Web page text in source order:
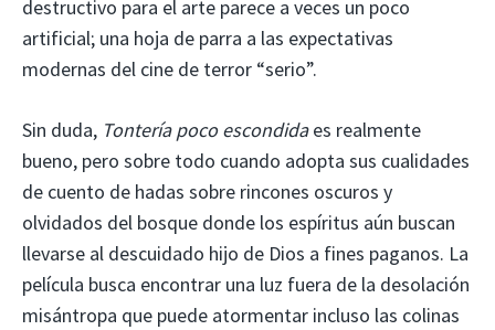
destructivo para el arte parece a veces un poco
artificial; una hoja de parra a las expectativas
modernas del cine de terror “serio”.
Sin duda, Tontería poco escondidaes realmente
bueno, pero sobre todo cuando adopta sus cualidades
de cuento de hadas sobre rincones oscuros y
olvidados del bosque donde los espíritus aún buscan
llevarse al descuidado hijo de Dios a fines paganos. La
película busca encontrar una luz fuera de la desolación
misántropa que puede atormentar incluso las colinas